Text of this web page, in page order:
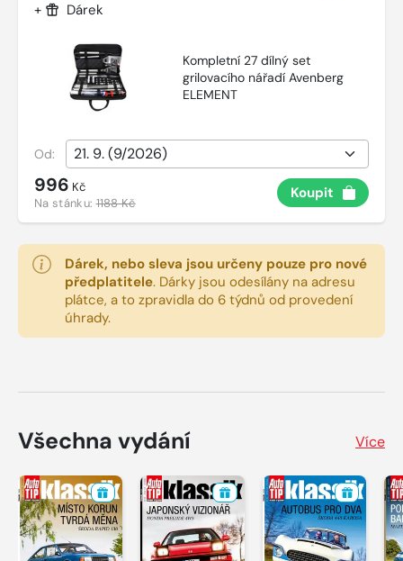
+ Dárek
Kompletní 27 dílný set
grilovacího nářadí Avenberg
ELEMENT
Od:
996 Kč
Na stánku:1188 Kč
Koupit
Dárek, nebo sleva jsou určeny pouze pro nové
předplatitele. Dárky jsou odesílány na adresu
plátce, a to zpravidla do 6 týdnů od provedení
úhrady.
Všechna vydání Více